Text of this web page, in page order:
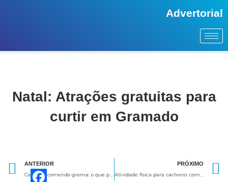
Advertorial
Natal: Atrações gratuitas para
curtir em Gramado
Anterior
ANTERIOR PRÓXIMO